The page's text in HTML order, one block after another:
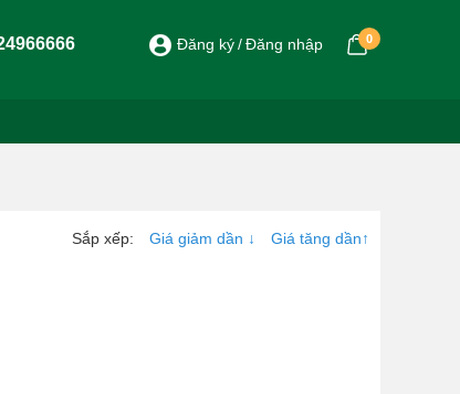
Đăng ký Đăng nhập 0
Sắp xếp: Giá giảm dần ↓ Giá tăng dần↑